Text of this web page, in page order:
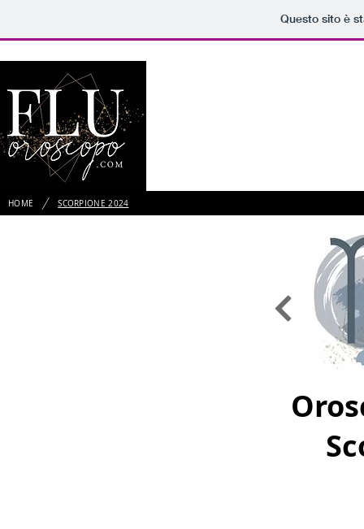
Questo sito è
HOME / SCORPIONE 2024